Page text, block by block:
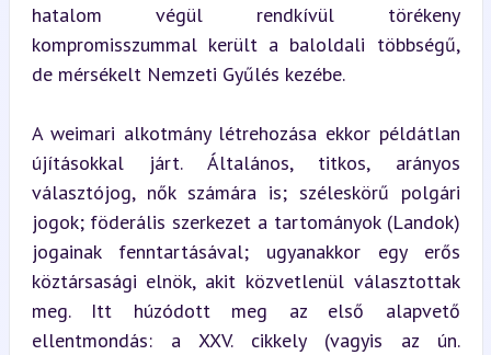
hatalom végül rendkívül törékeny
kompromisszummal került a baloldali többségű,
de mérsékelt Nemzeti Gyűlés kezébe.
A weimari alkotmány létrehozása ekkor példátlan
újításokkal járt. Általános, titkos, arányos
választójog, nők számára is; széleskörű polgári
jogok; föderális szerkezet a tartományok (Landok)
jogainak fenntartásával; ugyanakkor egy erős
köztársasági elnök, akit közvetlenül választottak
meg. Itt húzódott meg az első alapvető
ellentmondás: a XXV. cikkely (vagyis az ún.